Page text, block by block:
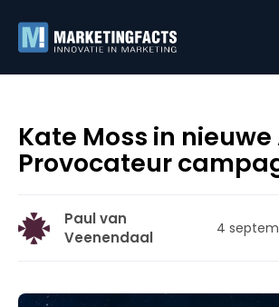
Kate Moss in
Provocateur
Paul van
Veenendaal
4